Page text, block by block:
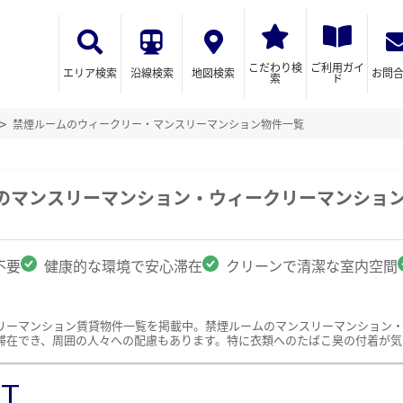
エリア検索 沿線検索 地図検索 こだわり検
索
ご利用ガイ
ド お問
禁煙ルームのウィークリー・マンスリーマンション物件一覧
マンスリーマンション・ウィークリーマンショ
要 健康的な環境で安心滞在 クリーンで清潔な室内空間
マンション賃貸物件一覧を掲載中。禁煙ルームのマンスリーマンション
でき、周囲の人々への配慮もあります。特に衣類へのたばこ臭の付着が